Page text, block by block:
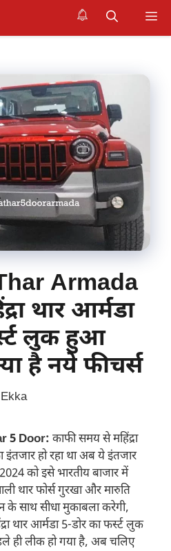
Armada
थार आर्मडा
लुक हुआ
है नये फीचर्स
5 Door: काफी समय से महिंद्रा
हो रहा था अब ये इंतजार
को इसे भारतीय बाजार में
थार फोर्स गुरखा और मारुति
के साथ सीधा मुकाबला करेगी,
थार आर्मडा 5-डोर का फर्स्ट लुक
ही लीक हो गया है, अब चलिए